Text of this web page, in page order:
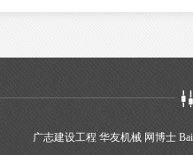
广志建设工程 华友机械 网博士